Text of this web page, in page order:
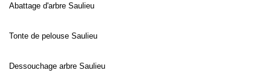
Abattage d'arbre Saulieu
Tonte de pelouse Saulieu
Dessouchage arbre Saulieu